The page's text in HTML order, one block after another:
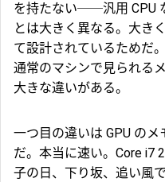
を持たない──汎用 CPU
とは大きく異なる。大き
て設計されているためだ
通常のマシンで見られる
大きな違いがある。
一つ目の違いは GPU の
だ。本当に速い。Core i7
子の日、下り坂、追い風